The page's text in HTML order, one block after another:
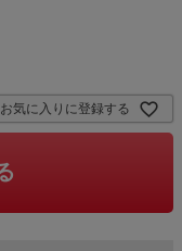
お気に入りに登録する